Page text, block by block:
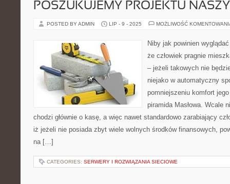
POSZUKUJEMY PROJEKTU
POSTED BY ADMIN LIP - 9 - 2025 MOŻLIWOŚĆ
Niby jak powinien
że człowiek pragnie
– jeżeli takowych nie
niejako w automatyczny
pomniejszeniu komfort
piramida Masłowa. Wcale
chodzi głównie o kasę, a więc nawet standardowo zarabiający
iż jeżeli nie posiada zbyt wiele wolnych środków finansowych,
na […]
CATEGORIES: SERWERY I ROZWIĄZANIA SIECIOWE